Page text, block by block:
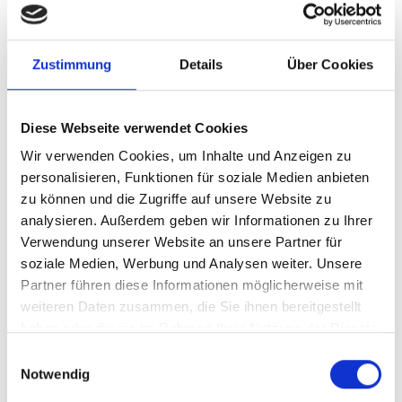
Zustimmung Details Über Cookies
Diese Webseite verwendet Cookies
Wir verwenden Cookies, um Inhalte und Anzeigen zu
personalisieren, Funktionen für soziale Medien anbieten
zu können und die Zugriffe auf unsere Website zu
analysieren. Außerdem geben wir Informationen zu Ihrer
Verwendung unserer Website an unsere Partner für
soziale Medien, Werbung und Analysen weiter. Unsere
Partner führen diese Informationen möglicherweise mit
weiteren Daten zusammen, die Sie ihnen bereitgestellt
Notwendig
Viña Falernia, Carmenere
Reserva, DO Elqui Valley
Durchschnittliche Bewertung von 4 von 5 Sternen
8,95 €
11,93 € / 1 Liter
Inhalt:0.75 Liter
inkl. MwSt. zzgl. Versandkosten
Sofort verfügbar, Lieferzeit: 1-3 Werktage